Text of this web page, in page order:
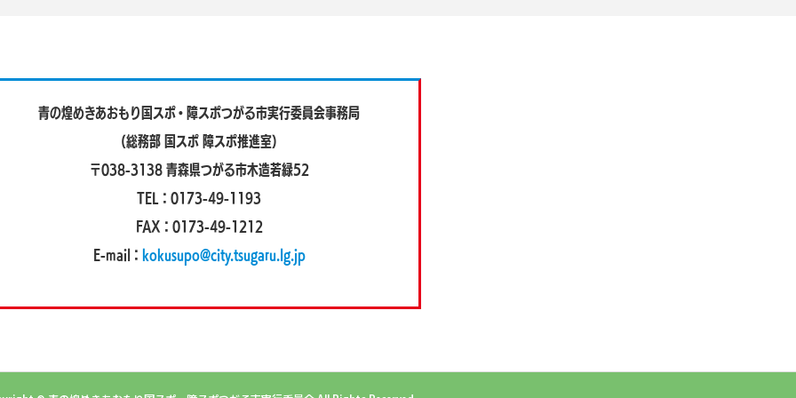
青の煌めきあおもり国スポ・障スポつがる市実行委員会事務局
（総務部 国スポ 障スポ推進室）
〒038-3138 青森県つがる市木造若緑52
TEL：0173-49-1193
FAX：0173-49-1212
E-mail： kokusupo@city.tsugaru.lg.jp